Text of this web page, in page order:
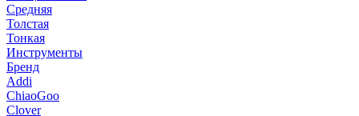
Средняя
Толстая
Тонкая
Инструменты
Бренд
Addi
ChiaoGoo
Clover